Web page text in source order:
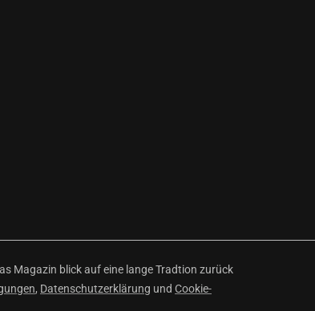
Magazin blick auf eine lange Tradtion zurück
, Datenschutzerklärung und Cookie-